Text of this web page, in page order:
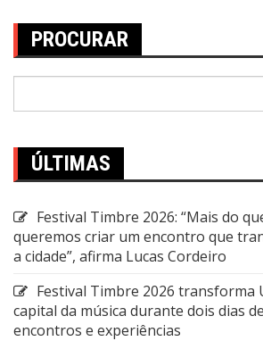
PROCURAR
ÚLTIMAS
Festival Timbre 2026: “Mais do
queremos criar um encontro que
a cidade”, afirma Lucas Cordeiro
Festival Timbre 2026 transforma
capital da música durante dois dias
encontros e experiências